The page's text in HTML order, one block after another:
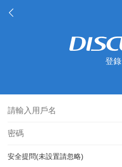
登錄
安全提問(未設置請忽略)